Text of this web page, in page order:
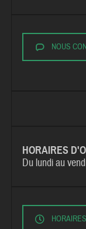
NOUS
HORAIRES
Du lundi au